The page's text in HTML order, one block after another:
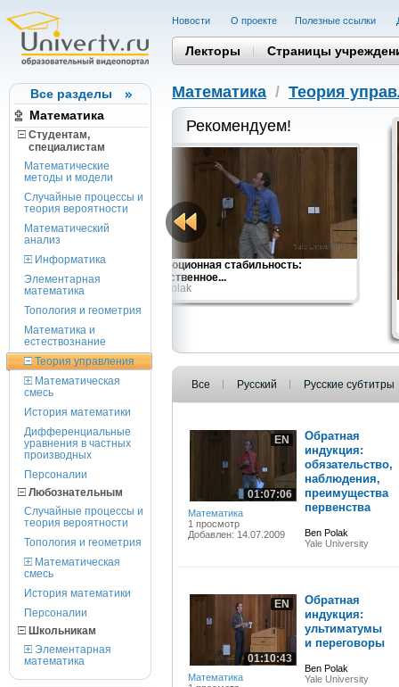
Все разделы
Математика
Студентам,
cпециалистам
Математические
методы и модели
Случайные процессы и
теория вероятности
Математический
анализ
Информатика
Элементарная
математика
Топология и геометрия
Математика и
естествознание
Теория управления
Математическая
смесь
История математики
Дифференциальные
уравнения в частных
производных
Персоналии
Любознательным
Случайные процессы и
теория вероятности
Топология и геометрия
Математическая
смесь
История математики
Персоналии
Школьникам
Элементарная
математика
Новости О проекте Полезные cсылки
Лекторы Страницы
Математика / Теория
Рекомендуем!
и
Эволюционная стабильность:
общественное...
Ben Polak
Все Русский Русские субтитры
EN
01:07:06
Математика
1 просмотр
Добавлен: 14.07.2009
Обратная
индукция:
обязательство,
наблюдения,
преимущества
первенства
Ben Polak
Yale University
EN
01:10:43
Математика
Обратная
индукция:
ультиматумы
и переговоры
Ben Polak
Yale University